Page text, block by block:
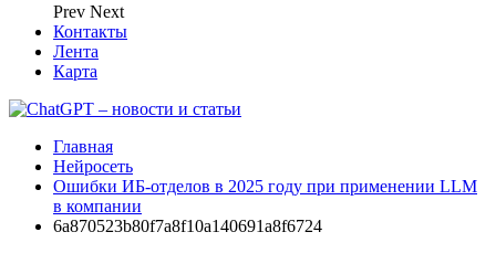
Prev Next
Контакты
Лента
Карта
Главная
Нейросеть
Ошибки ИБ-отделов в 2025 году при применении LLM
в компании
6a870523b80f7a8f10a140691a8f6724